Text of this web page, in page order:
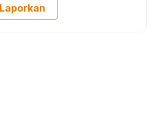
Laporkan